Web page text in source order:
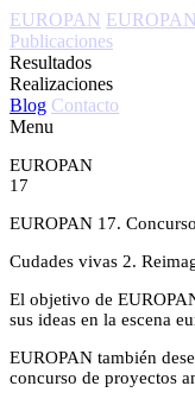
EUROPAN
Publicaciones
Resultados
Realizaciones
Blog Contacto
Menu
EUROPAN
17
EUROPAN 17.
Cudades vivas 2.
El objetivo de
sus ideas en la escena
EUROPAN también
concurso de proyectos